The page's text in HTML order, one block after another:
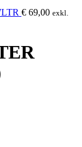
€ 69,00 exkl.